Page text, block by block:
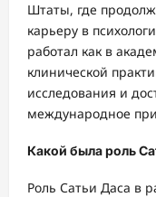
Штаты, где
карьеру в
работал как в
клинической
исследования и
международное
Какой была роль
Роль Сатьи Даса в